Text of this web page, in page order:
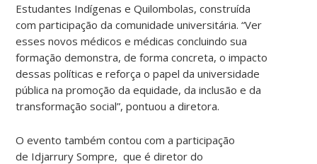
Estudantes Indígenas e Quilombolas, construída
com participação da comunidade universitária. “Ver
esses novos médicos e médicas concluindo sua
formação demonstra, de forma concreta, o impacto
dessas políticas e reforça o papel da universidade
pública na promoção da equidade, da inclusão e da
transformação social”, pontuou a diretora.
O evento também contou com a participação
de Idjarrury Sompre, que é diretor do